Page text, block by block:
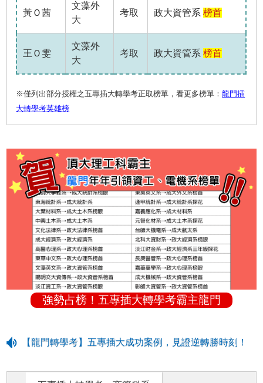
黃Ｏ茜
文藻外
大
考取 政大資管系榜首
王Ｏ雯
文藻外
大
考取 政大資管系榜首
※僅列出部分授權之五專插大轉學考正取榜單，看更多榜單：龍門插
大轉學考英雄榜
強勢占榜！五專插大轉學考霸主龍門
【龍門轉學考】五專插大成功案例，見證逆轉勝時刻！